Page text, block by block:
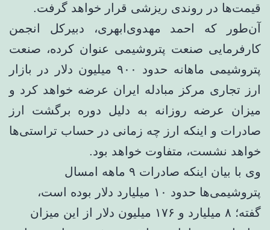
قیمت‌ها در روندی ریزشی قرار خواهد گرفت.
آن‌طور که احمد مهدوی‌ابهری، دبیرکل انجمن
کارفرمایی صنعت پتروشیمی عنوان کرده، صنعت
پتروشیمی ماهانه حدود ۹۰۰ میلیون دلار در بازار
ارز تجاری مرکز مبادله ایران عرضه خواهد کرد و
میزان عرضه روزانه به دلیل دوره برگشت ارز
صادرات و اینکه ارز چه زمانی در حساب تراستی‌ها
خواهد نشست، متفاوت خواهد بود.
وی با بیان اینکه صادرات ۹ ماهه امسال
پتروشیمی‌ها حدود ۱۰ میلیارد دلار بوده است،
گفته؛ ۸ میلیارد و ۱۷۶ میلیون دلار از این میزان